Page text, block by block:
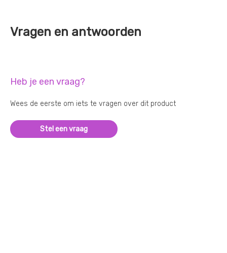
Vragen en antwoorden
Heb je een vraag?
Wees de eerste om iets te vragen over dit product
Stel een vraag